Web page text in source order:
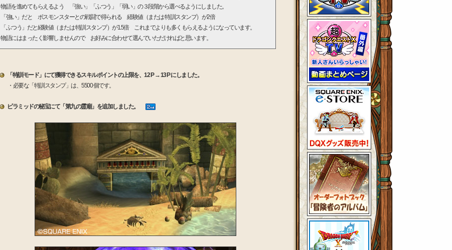
物語を進めてもらえるよう 「強い」「ふつう」「弱い」の３段階から選べるようにしました。
「強い」だと ボスモンスターとの戦闘で得られる 経験値（または 特訓スタンプ）が2倍
「ふつう」だと経験値（または 特訓スタンプ）が1.5倍 これまでよりも多くもらえるようになっています。
物語にはまったく影響しませんので お好みに合わせて選んでいただければと思います。
「特訓モード」にて獲得できるスキルポイントの上限を、12 P → 13 P にしました。
・必要な「特訓スタンプ」は、5500 個です。
ピラミッドの秘宝にて「第九の霊廟」を追加しました。